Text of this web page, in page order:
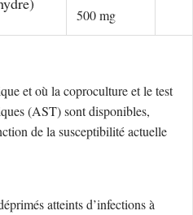
500 mg
et où la coproculture et le test
(AST) sont disponibles,
de la susceptibilité actuelle
atteints d’infections à